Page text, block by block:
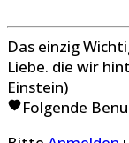
Das einzig
Liebe. die wir
Einstein)
Folgende